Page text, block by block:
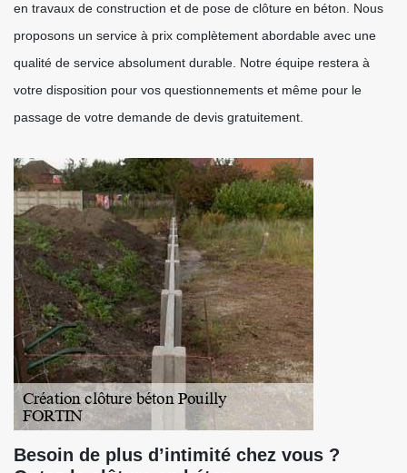
en travaux de construction et de pose de clôture en béton. Nous
proposons un service à prix complètement abordable avec une
qualité de service absolument durable. Notre équipe restera à
votre disposition pour vos questionnements et même pour le
passage de votre demande de devis gratuitement.
Besoin de plus d’intimité chez vous ?